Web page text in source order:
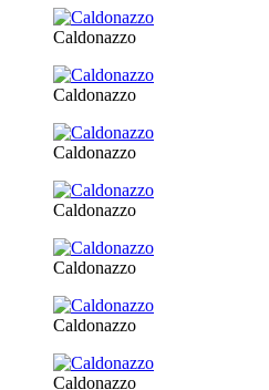
Caldonazzo
Caldonazzo
Caldonazzo
Caldonazzo
Caldonazzo
Caldonazzo
Caldonazzo